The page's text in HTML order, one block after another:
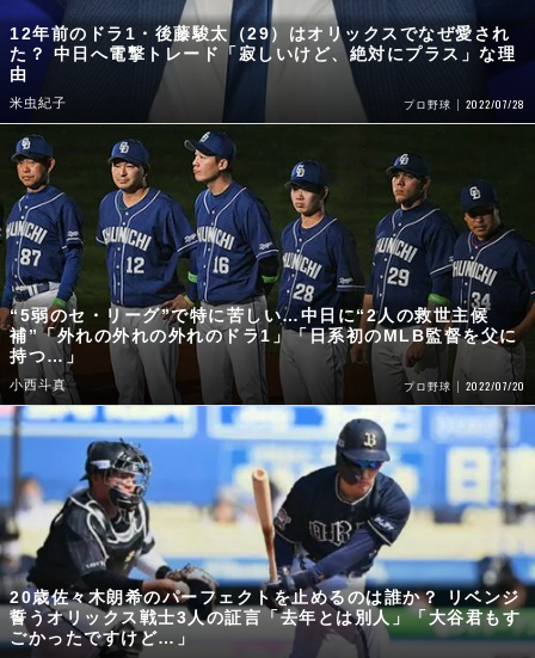
米虫紀子 プロ野球 2022/07/28
“5弱のセ・リーグ”で特に苦しい…中日に“2人の救世主候
補”「外れの外れの外れのドラ1」「日系初のMLB監督を父に
持つ…」
小西斗真 プロ野球 2022/07/20
20歳佐々木朗希のパーフェクトを止めるのは誰か？ リベンジ
誓うオリックス戦士3人の証言「去年とは別人」「大谷君もす
ごかったですけど…」
米虫紀子 プロ野球 2022/04/23